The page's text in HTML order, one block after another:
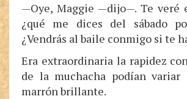
—Oye, Maggie —dijo—. Te veré
¿qué me dices del sábado
¿Vendrás al baile conmigo si te
Era extraordinaria la rapidez
de la muchacha podían variar
marrón brillante.